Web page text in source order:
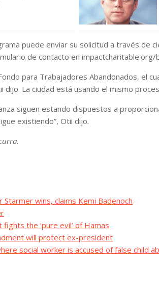
puede enviar su solicitud a través de
de contacto en impactcharitable.org/
para Trabajadores Abandonados, el
La ciudad está usando el mismo
siguen estando dispuestos a
existiendo”, Otii dijo.
wins, claims Kemi Badenoch
fights the ‘pure evil’ of Hamas
will protect ex-president
social worker is accused of false child